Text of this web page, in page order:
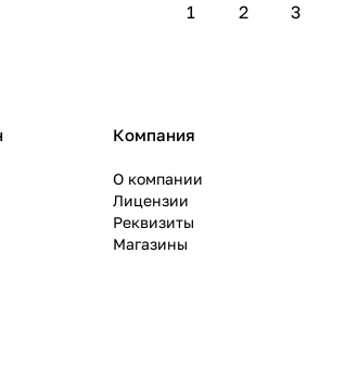
1 2 3
Компания
О компании
Лицензии
Реквизиты
Магазины